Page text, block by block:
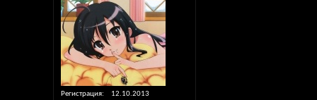
Регистрация
12.10.2013